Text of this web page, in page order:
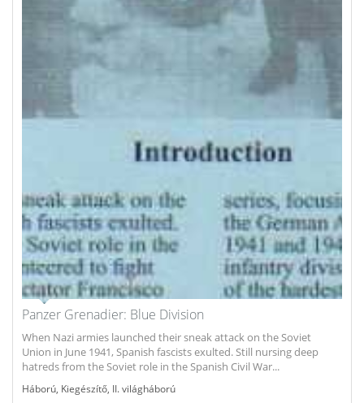
Panzer Grenadier: Blue Division
When Nazi armies launched their sneak attack on the Soviet
Union in June 1941, Spanish fascists exulted. Still nursing deep
hatreds from the Soviet role in the Spanish Civil War...
Háború Kiegészítő II. világháború